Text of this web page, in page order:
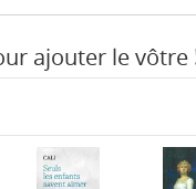
ajouter le vôtre